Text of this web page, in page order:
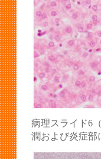
病理スライド6
潤および炎症部